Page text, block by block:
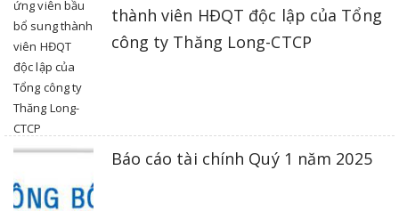
thành viên HĐQT độc lập của Tổng
công ty Thăng Long-CTCP
Báo cáo tài chính Quý 1 năm 2025